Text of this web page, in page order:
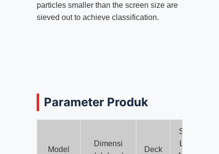
particles smaller than the screen size are
sieved out to achieve classification.
Parameter Produk
Model
Dimensi
Deck
Sudut
Layar